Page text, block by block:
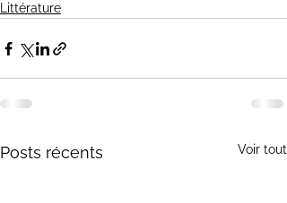
Littérature
Posts récents Voir tout